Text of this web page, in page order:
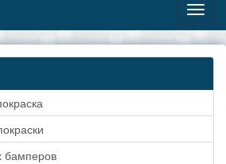
бамперов